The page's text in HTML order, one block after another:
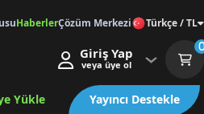
HaberlerÇözüm Merkezi Türkçe / TL
Giriş Yap
veya üye ol
Yükle Yayıncı Destekle